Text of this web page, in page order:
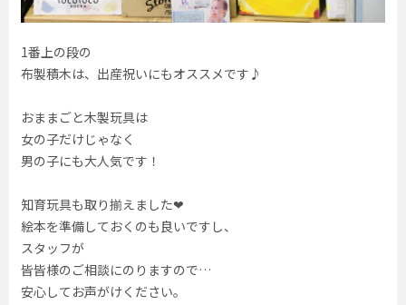
1番上の段の
布製積木は、出産祝いにもオススメです♪
おままごと木製玩具は
女の子だけじゃなく
男の子にも大人気です！
知育玩具も取り揃えました❤︎
絵本を準備しておくのも良いですし、
スタッフが
皆皆様のご相談にのりますので…
安心してお声がけください。